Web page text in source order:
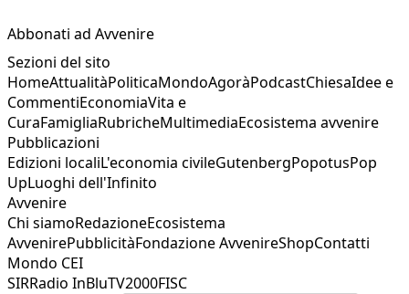
Abbonati ad Avvenire
Sezioni del sito
HomeAttualitàPoliticaMondoAgoràPodcastChiesaIdee e
CommentiEconomiaVita e
CuraFamigliaRubricheMultimediaEcosistema avvenire
Pubblicazioni
Edizioni localiL'economia civileGutenbergPopotusPop
UpLuoghi dell'Infinito
Avvenire
Chi siamoRedazioneEcosistema
AvvenirePubblicitàFondazione AvvenireShopContatti
Mondo CEI
SIRRadio InBluTV2000FISC